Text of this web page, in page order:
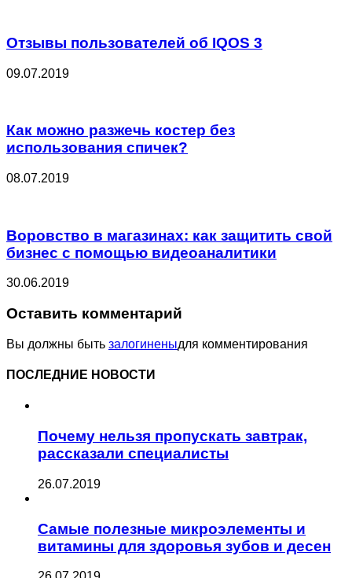
Отзывы пользователей об IQOS 3
09.07.2019
Как можно разжечь костер без
использования спичек?
08.07.2019
Воровство в магазинах: как защитить свой
бизнес с помощью видеоаналитики
30.06.2019
Оставить комментарий
Вы должны быть залогиненыдля комментирования
ПОСЛЕДНИЕ НОВОСТИ
Почему нельзя пропускать завтрак,
рассказали специалисты
26.07.2019
Самые полезные микроэлементы и
витамины для здоровья зубов и десен